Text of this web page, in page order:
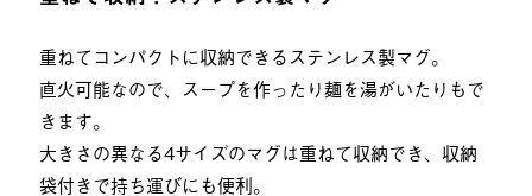
重ねてコンパクトに収納できるステンレス製マグ。
直火可能なので、スープを作ったり麺を湯がいたりもで
きます。
大きさの異なる4サイズのマグは重ねて収納でき、収納
袋付きで持ち運びにも便利。